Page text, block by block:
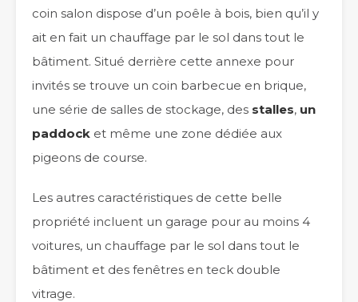
coin salon dispose d’un poêle à bois, bien qu’il y
ait en fait un chauffage par le sol dans tout le
bâtiment. Situé derrière cette annexe pour
invités se trouve un coin barbecue en brique,
une série de salles de stockage, des stalles, un
paddock et même une zone dédiée aux
pigeons de course.
Les autres caractéristiques de cette belle
propriété incluent un garage pour au moins 4
voitures, un chauffage par le sol dans tout le
bâtiment et des fenêtres en teck double
vitrage.